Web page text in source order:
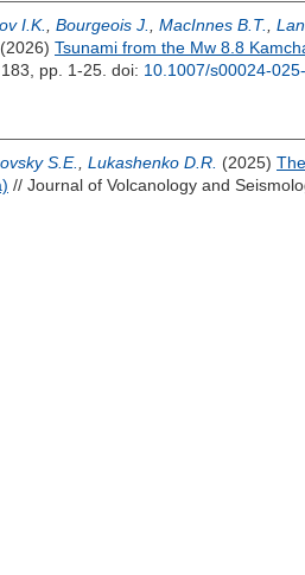
I.K. Bourgeois J. MacInnes B.T.
(2026) Tsunami from the Mw 8.8
pp. 1-25. doi: 10.1007/s00024-
S.E. Lukashenko D.R. (2025)
// Journal of Volcanology and